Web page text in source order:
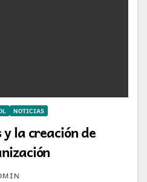
NOTICIAS
la creación de